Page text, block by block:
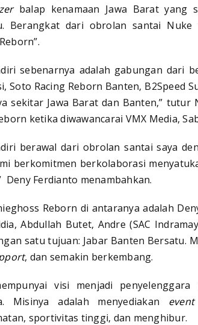
balap kenamaan Jawa Barat yang
Berangkat dari obrolan santai Nuke
sebenarnya adalah gabungan dari
Soto Racing Reborn Banten, B2Speed
sekitar Jawa Barat dan Banten,” tutur
ketika diwawancarai VMX Media,
berawal dari obrolan santai saya
berkomitmen berkolaborasi
Ferdianto menambahkan.
Reborn di antaranya adalah
Abdullah Butet, Andre (SAC
satu tujuan: Jabar Banten Bersatu.
, dan semakin berkembang.
visi menjadi penyelenggara
Misinya adalah menyediakan event
sportivitas tinggi, dan menghibur.